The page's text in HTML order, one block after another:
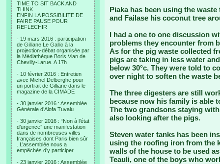
TIME TO SIT BACK AND
THINK
ENFIN LA POSSIBILITE DE
FAIRE PAUSE POUR
REFLECHIR
- 19 mars 2016 : participation
de Gilliane Le Gallic à la
projection-débat organisée par
la Médiathèque Boris Vian de
Chevilly-Larue. A 17h
- 10 février 2016 : Entretien
avec Michel Delberghe pour
un portrait de Gilliane dans le
magazine de la CIMADE
- 30 janvier 2016 : Assemblée
Générale d’Alofa Tuvalu
- 30 janvier 2016 : “Non à l’état
d’urgence” une manifestation
dans de nombreuses villes
françaises dont Paris bien sûr
. L’assemblée nous a
empêchés d’y participer.
- 23 janvier 2016 : Assemblée
Piaka has been using the
and Failase his coconut tree
I had a one to one discussion
problems they encounter from
As for the pig waste collected
pigs are taking in less water
below 30°c. They were told to
over night to soften the waste
The three digesters are still
because now his family is able
The two grandsons staying
also looking after the pigs.
Steven water tanks has been
using the roofing iron from the
walls of the house to be used
Teauli, one of the boys who